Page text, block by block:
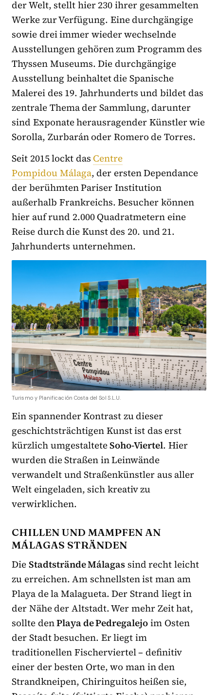
der Welt, stellt hier 230 ihrer gesammelten
Werke zur Verfügung. Eine durchgängige
sowie drei immer wieder wechselnde
Ausstellungen gehören zum Programm des
Thyssen Museums. Die durchgängige
Ausstellung beinhaltet die Spanische
Malerei des 19. Jahrhunderts und bildet das
zentrale Thema der Sammlung, darunter
sind Exponate herausragender Künstler wie
Sorolla, Zurbarán oder Romero de Torres.
Seit 2015 lockt das Centre
Pompidou Málaga, der ersten Dependance
der berühmten Pariser Institution
außerhalb Frankreichs. Besucher können
hier auf rund 2.000 Quadratmetern eine
Reise durch die Kunst des 20. und 21.
Jahrhunderts unternehmen.
Turismo y Planificación Costa del Sol S.L.U.
Ein spannender Kontrast zu dieser
geschichtsträchtigen Kunst ist das erst
kürzlich umgestalteteSoho-Viertel. Hier
wurden die Straßen in Leinwände
verwandelt und Straßenkünstler aus aller
Welt eingeladen, sich kreativ zu
verwirklichen.
CHILLEN UND MAMPFEN AN
MÁLAGAS STRÄNDEN
DieStadtstrände Málagas sind recht leicht
zu erreichen. Am schnellsten ist man am
Playa de la Malagueta. Der Strand liegt in
der Nähe der Altstadt. Wer mehr Zeit hat,
sollte denPlaya de Pedregalejoim Osten
der Stadt besuchen. Er liegt im
traditionellen Fischerviertel – definitiv
einer der besten Orte, wo man in den
Strandkneipen, Chiringuitos heißen sie,